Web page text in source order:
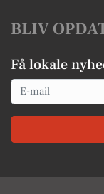
BLIV
Få lokale
Email